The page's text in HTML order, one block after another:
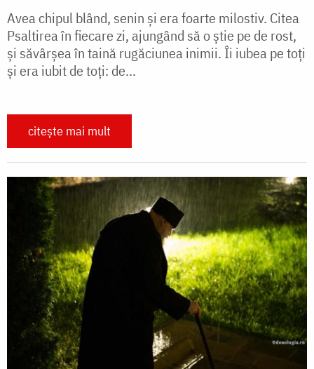
Avea chipul blând, senin și era foarte milostiv. Citea
Psaltirea în fiecare zi, ajungând să o știe pe de rost,
și săvârșea în taină rugăciunea inimii. Îi iubea pe toți
și era iubit de toți: de...
citește mai mult